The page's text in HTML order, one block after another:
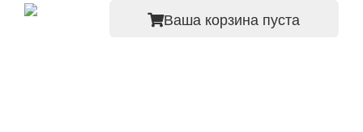
Ваша корзина пуста